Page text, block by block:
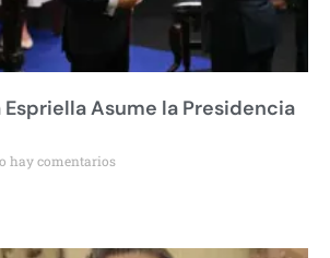
Asume la Presidencia
hay comentarios